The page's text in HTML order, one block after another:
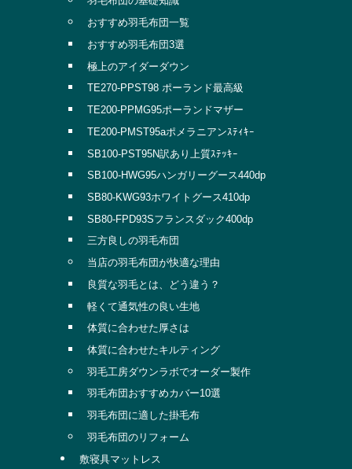
おすすめ羽毛布団一覧
おすすめ羽毛布団3選
極上のアイダーダウン
TE270-PPST98 ポーランド最高級
TE200-PPMG95ポーランドマザー
TE200-PMST95aポメラニアンｽﾃｨｷｰ
SB100-PST95N訳あり上質ｽﾃｯｷｰ
SB100-HWG95ハンガリーグース440dp
SB80-KWG93ホワイトグース410dp
SB80-FPD93Sフランスダック400dp
三方良しの羽毛布団
当店の羽毛布団が快適な理由
良質な羽毛とは、どう違う？
軽くて通気性の良い生地
体質に合わせた厚さは
体質に合わせたキルティング
羽毛工房ダウンラボでオーダー製作
羽毛布団おすすめカバー10選
羽毛布団に適した掛毛布
羽毛布団のリフォーム
敷寝具マットレス